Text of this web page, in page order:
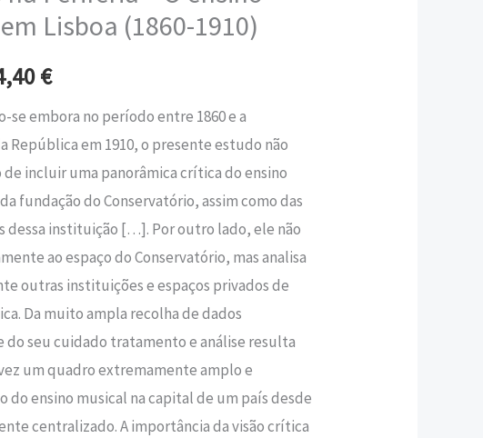
Lisboa (1860-1910)
€
é:
se embora no período entre 1860 e a
República em 1910, o presente estudo não
incluir uma panorâmica crítica do ensino
fundação do Conservatório, assim como das
dessa instituição […]. Por outro lado, ele não
ao espaço do Conservatório, mas analisa
outras instituições e espaços privados de
Da muito ampla recolha de dados
do seu cuidado tratamento e análise resulta
um quadro extremamente amplo e
do ensino musical na capital de um país desde
centralizado. A importância da visão crítica